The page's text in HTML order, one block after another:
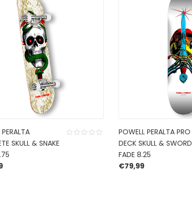
SKULL & SNAKE
POWELL PERALTA PRO
DECK SKULL & SWORD
FADE 8.25
€79,99